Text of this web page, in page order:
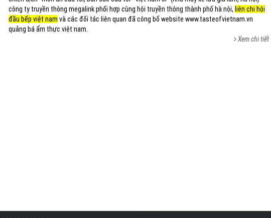
công ty truyền thông megalink phối hợp cùng hội truyền thông thành phố hà nội, liên chi hội
đầu bếp việt nam và các đối tác liên quan đã công bố website www.tasteofvietnam.vn
quảng bá ẩm thực việt nam.
Xem chi tiết